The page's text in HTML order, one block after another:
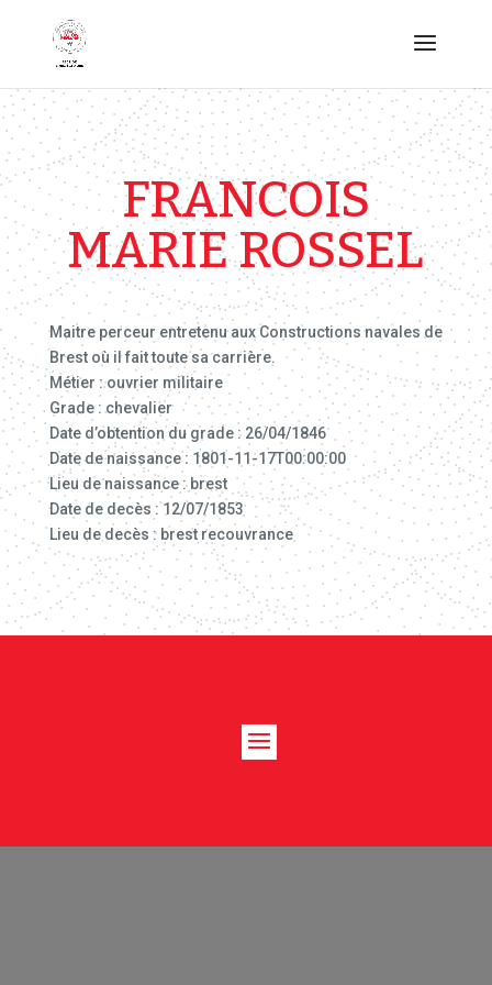
FRANCOIS
MARIE ROSSEL
Maitre perceur entretenu aux Constructions navales de
Brest où il fait toute sa carrière.
Métier : ouvrier militaire
Grade : chevalier
Date d’obtention du grade : 26/04/1846
Date de naissance : 1801-11-17T00:00:00
Lieu de naissance : brest
Date de decès : 12/07/1853
Lieu de decès : brest recouvrance